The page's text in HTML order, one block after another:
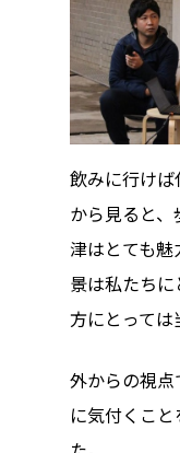
飲みに行け
から見ると
津はとても
景は私たち
方にとっては
外からの視
に気付くこ